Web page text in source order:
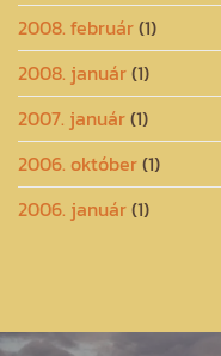
2008. február(1)
2008. január(1)
2007. január(1)
2006. október(1)
2006. január(1)